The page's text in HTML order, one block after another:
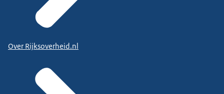
Over Rijksoverheid.nl